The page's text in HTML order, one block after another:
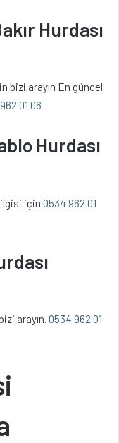
Hurdası
bizi arayın En güncel
01 06
Hurdası
için 0534 962 01
arayın. 0534 962 01